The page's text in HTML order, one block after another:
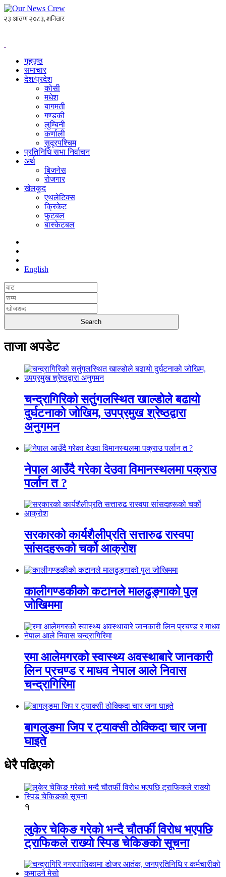
गृहपृष्ठ
समाचार
देश/प्रदेश
कोसी
मधेश
बागमती
गण्डकी
लुम्बिनी
कर्णाली
सुदूरपश्चिम
प्रतिनिधि सभा निर्वाचन
अर्थ
बिजनेस
रोजगार
खेलकुद
एथलेटिक्स
क्रिकेट
फुटबल
बास्केटबल
English
ताजा अपडेट
चन्द्रागिरिको सतुंगलस्थित खाल्डोले बढायो
दुर्घटनाको जोखिम, उपप्रमुख श्रेष्ठद्वारा
अनुगमन
नेपाल आउँदै गरेका देउवा विमानस्थलमा पक्राउ
पर्लान त ?
सरकारको कार्यशैलीप्रति सत्तारुढ रास्वपा
सांसदहरूको चर्को आक्रोश
कालीगण्डकीको कटानले मालढुङ्गाको पुल
जोखिममा
रमा आलेमगरको स्वास्थ्य अवस्थाबारे जानकारी
लिन प्रचण्ड र माधव नेपाल आले निवास
चन्द्रागिरिमा
बागलुङमा जिप र ट्याक्सी ठोक्किदा चार जना
घाइते
धेरै पढिएको
१
लुकेर चेकिङ गरेको भन्दै चौतर्फी विरोध भएपछि
ट्राफिकले राख्यो स्पिड चेकिङको सूचना